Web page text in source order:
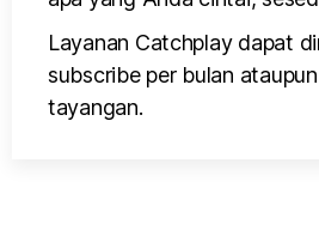
Layanan Catchplay dapat
subscribe per bulan
tayangan.